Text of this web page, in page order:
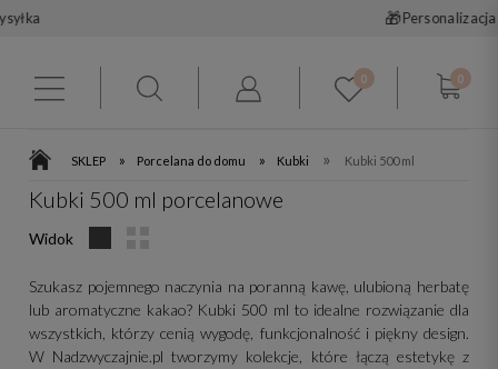
0 0
SKLEP » Porcelana do domu » Kubki » Kubki 500 ml
Kubki 500 ml porcelanowe
Widok
Szukasz pojemnego naczynia na poranną kawę, ulubioną herbatę
lub aromatyczne kakao? Kubki 500 ml to idealne rozwiązanie dla
wszystkich, którzy cenią wygodę, funkcjonalność i piękny design.
W Nadzwyczajnie.pl tworzymy kolekcje, które łączą estetykę z